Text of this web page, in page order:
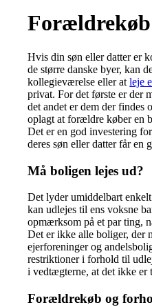
Forældrekøb
Hvis din søn eller datter er
de større danske byer, kan
kollegieværelse eller atleje
privat. For det første er der
det andet er dem der findes
oplagt at forældre køber en
Det er en god investering
deres søn eller datter får en
Må boligen lejes ud?
Det lyder umiddelbart
kan udlejes til ens voksne
opmærksom på et par ting,
Det er ikke alle boliger, der
ejerforeninger og
restriktioner i forhold til
i vedtægterne, at det ikke er
Forældrekøb og